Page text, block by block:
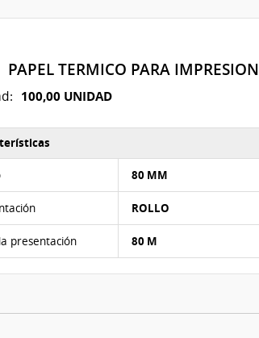
PAPEL TERMICO PARA IMPRESION
100,00 UNIDAD
80 MM
ROLLO
presentación 80 M